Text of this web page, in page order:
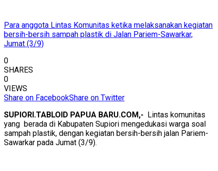
Para anggota Lintas Komunitas ketika melaksanakan kegiatan
bersih-bersih sampah plastik di Jalan Pariem-Sawarkar,
Jumat (3/9)
0
SHARES
0
VIEWS
Share on FacebookShare on Twitter
SUPIORI.TABLOID PAPUA BARU.COM,- Lintas komunitas
yang berada di Kabupaten Supiori mengedukasi warga soal
sampah plastik, dengan kegiatan bersih-bersih jalan Pariem-
Sawarkar pada Jumat (3/9).